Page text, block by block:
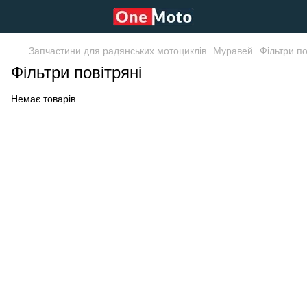
Запчастини для радянських мотоциклів Муравей Фільтри
Фільтри повітряні
Немає товарів